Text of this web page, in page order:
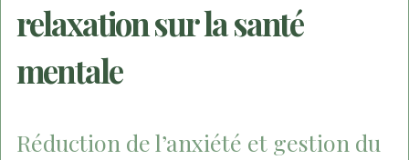
relaxation sur la santé
mentale
Réduction de l’anxiété et gestion du